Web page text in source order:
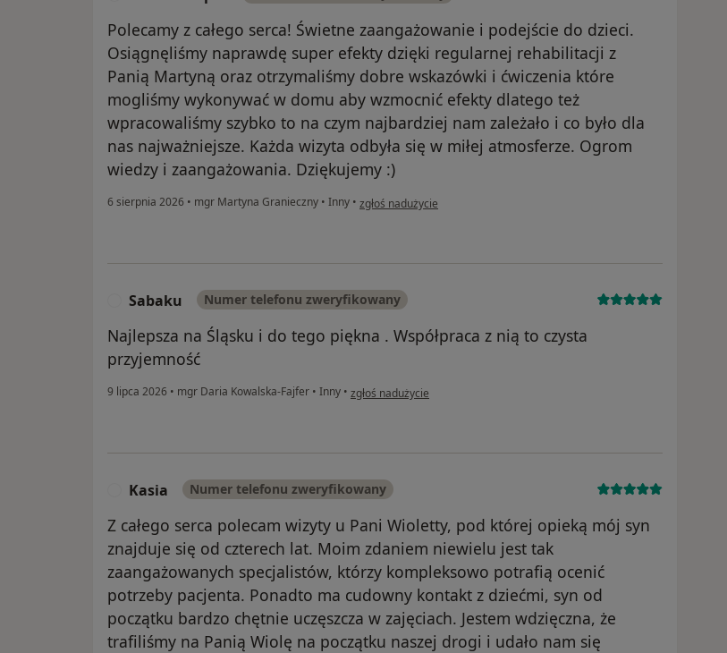
Polecamy z całego serca! Świetne zaangażowanie i podejście do dzieci.
Osiągnęliśmy naprawdę super efekty dzięki regularnej rehabilitacji z
Panią Martyną oraz otrzymaliśmy dobre wskazówki i ćwiczenia które
mogliśmy wykonywać w domu aby wzmocnić efekty dlatego też
wpracowaliśmy szybko to na czym najbardziej nam zależało i co było dla
nas najważniejsze. Każda wizyta odbyła się w miłej atmosferze. Ogrom
wiedzy i zaangażowania. Dziękujemy :)
6 sierpnia 2026 • mgr Martyna Granieczny • Inny • w opinii użytkownika Mama Kacpra
zgłoś nadużycie
Sabaku Numer telefonu zweryfikowany
Najlepsza na Śląsku i do tego piękna . Współpraca z nią to czysta
przyjemność
9 lipca 2026 • mgr Daria Kowalska-Fajfer • Inny • w opinii użytkownika Sabaku
zgłoś nadużycie
Kasia Numer telefonu zweryfikowany
Z całego serca polecam wizyty u Pani Wioletty, pod której opieką mój syn
znajduje się od czterech lat. Moim zdaniem niewielu jest tak
zaangażowanych specjalistów, którzy kompleksowo potrafią ocenić
potrzeby pacjenta. Ponadto ma cudowny kontakt z dziećmi, syn od
początku bardzo chętnie uczęszcza w zajęciach. Jestem wdzięczna, że
trafiliśmy na Panią Wiolę na początku naszej drogi i udało nam się